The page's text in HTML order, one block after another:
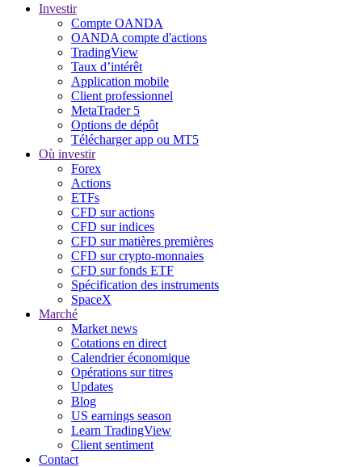
Investir
Compte OANDA
OANDA compte d'actions
TradingView
Taux d’intérêt
Application mobile
Client professionnel
MetaTrader 5
Options de dépôt
Télécharger app ou MT5
Où investir
Forex
Actions
ETFs
CFD sur actions
CFD sur indices
CFD sur matières premières
CFD sur crypto-monnaies
CFD sur fonds ETF
Spécification des instruments
SpaceX
Marché
Market news
Cotations en direct
Calendrier économique
Opérations sur titres
Updates
Blog
US earnings season
Learn TradingView
Client sentiment
Contact